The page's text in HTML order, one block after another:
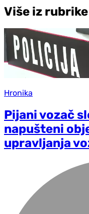
Više iz rubrike
Hronika
Pijani vozač
napušteni
upravljanja